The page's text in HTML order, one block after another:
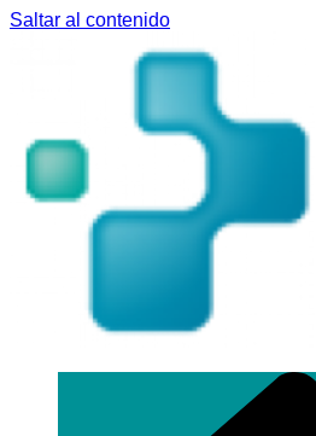
Saltar al contenido